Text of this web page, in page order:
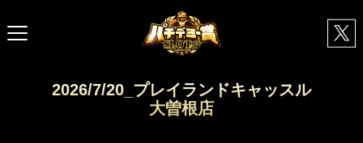
2026/7/20_プレイランドキャッスル
大曽根店